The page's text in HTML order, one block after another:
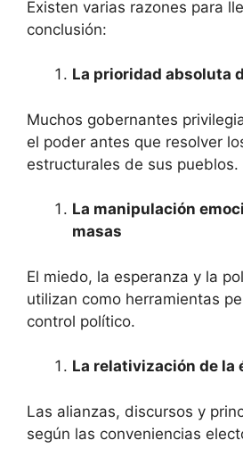
Existen varias razones para
conclusión:
La prioridad absoluta
Muchos gobernantes
el poder antes que resolver
estructurales de sus pueblos.
La manipulación
masas
El miedo, la esperanza y la
utilizan como herramientas
control político.
La relativización de la
Las alianzas, discursos y
según las conveniencias